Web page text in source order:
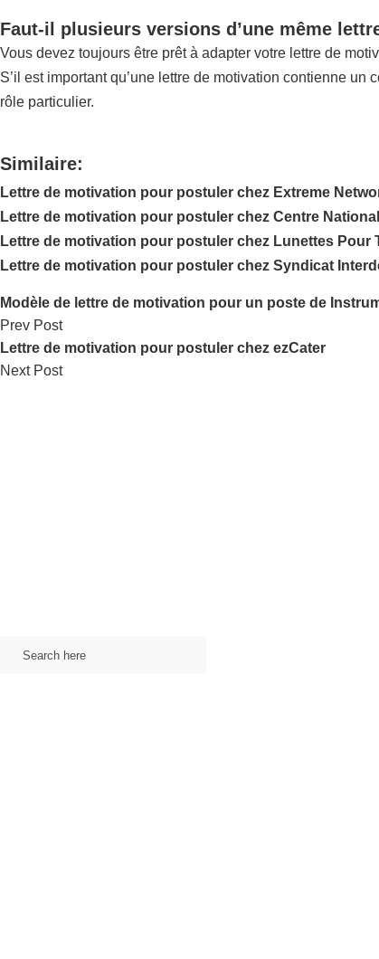
Faut-il plusieurs versions d’une même
Vous devez toujours être prêt à adapter votre lettre de
S’il est important qu’une lettre de motivation contienne
rôle particulier.
Similaire:
Lettre de motivation pour postuler chez Extreme
Lettre de motivation pour postuler chez Centre
Lettre de motivation pour postuler chez Lunettes Pour
Lettre de motivation pour postuler chez Syndicat
Modèle de lettre de motivation pour un poste de
Prev Post
Lettre de motivation pour postuler chez ezCater
Next Post